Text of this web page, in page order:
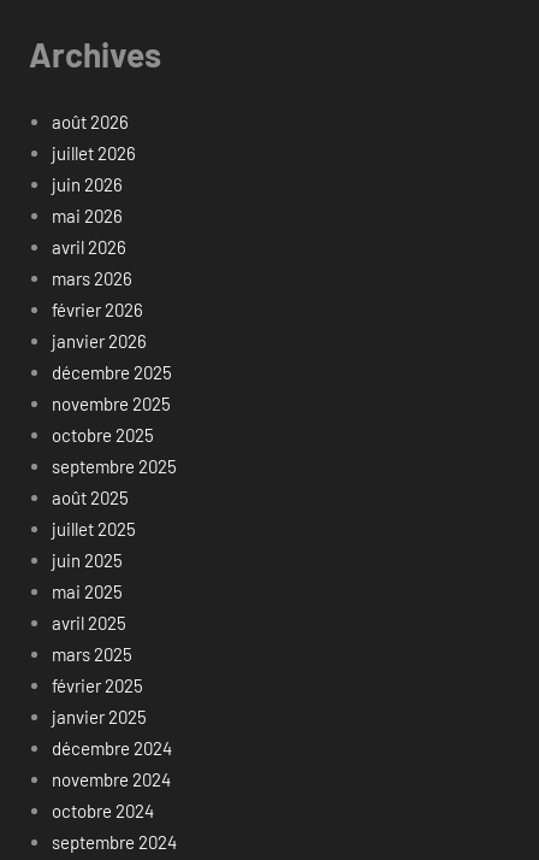
Archives
août 2026
juillet 2026
juin 2026
mai 2026
avril 2026
mars 2026
février 2026
janvier 2026
décembre 2025
novembre 2025
octobre 2025
septembre 2025
août 2025
juillet 2025
juin 2025
mai 2025
avril 2025
mars 2025
février 2025
janvier 2025
décembre 2024
novembre 2024
octobre 2024
septembre 2024